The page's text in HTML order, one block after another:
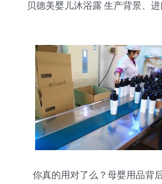
贝德美婴儿沐浴露 生产背景、
你真的用对了么？母婴用品背